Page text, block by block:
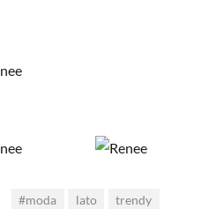
#moda lato trendy